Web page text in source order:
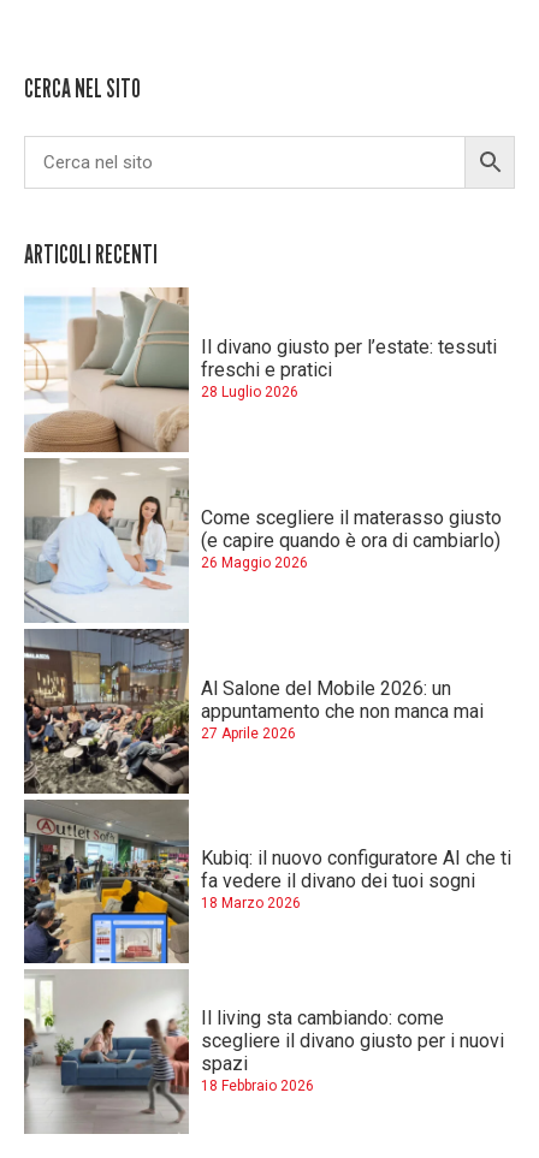
CERCA NEL SITO
ARTICOLI RECENTI
Il divano giusto per l’estate: tessuti
freschi e pratici
28 Luglio 2026
Come scegliere il materasso giusto
(e capire quando è ora di cambiarlo)
26 Maggio 2026
Al Salone del Mobile 2026: un
appuntamento che non manca mai
27 Aprile 2026
Kubiq: il nuovo configuratore AI che ti
fa vedere il divano dei tuoi sogni
18 Marzo 2026
Il living sta cambiando: come
scegliere il divano giusto per i nuovi
spazi
18 Febbraio 2026